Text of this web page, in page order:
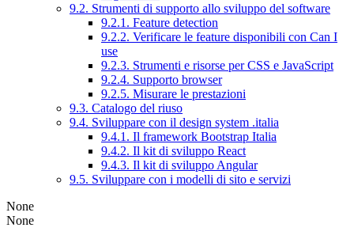
9.2. Strumenti di supporto allo sviluppo del software
9.2.1. Feature detection
9.2.2. Verificare le feature disponibili con Can I
use
9.2.3. Strumenti e risorse per CSS e JavaScript
9.2.4. Supporto browser
9.2.5. Misurare le prestazioni
9.3. Catalogo del riuso
9.4. Sviluppare con il design system .italia
9.4.1. Il framework Bootstrap Italia
9.4.2. Il kit di sviluppo React
9.4.3. Il kit di sviluppo Angular
9.5. Sviluppare con i modelli di sito e servizi
None
None